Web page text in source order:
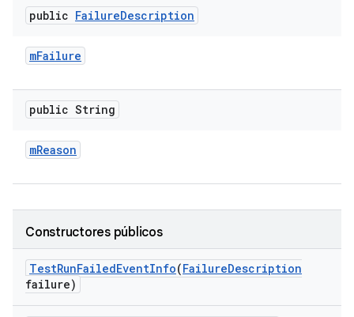
public FailureDescription
mFailure
public String
mReason
Constructores públicos
TestRunFailedEventInfo(FailureDescription
failure)